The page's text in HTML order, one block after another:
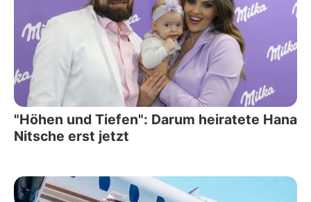
"Höhen und Tiefen": Darum heiratete Hana
Nitsche erst jetzt